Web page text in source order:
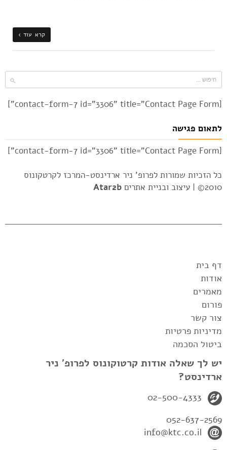
קרא עוד ›
[contact-form-7 id="3306" title="Contact Page Form"]
לתאום פגישה
[contact-form-7 id="3306" title="Contact Page Form"]
כל הזכיות שמורות לפרופ' ניר ארדינסט-המרכז לקרטקונוס
2010© |
עיצוב ובניית אתרים Atar2b
דף בית
אודות
מאמרים
פורום
צור קשר
מדיניות פרטיות
ביטול הסכמה
יש לך שאלה אודות קרטוקונוס לפרופ' ניר
ארדינסט?
02-500-4333
052-637-2569
info@ktc.co.il